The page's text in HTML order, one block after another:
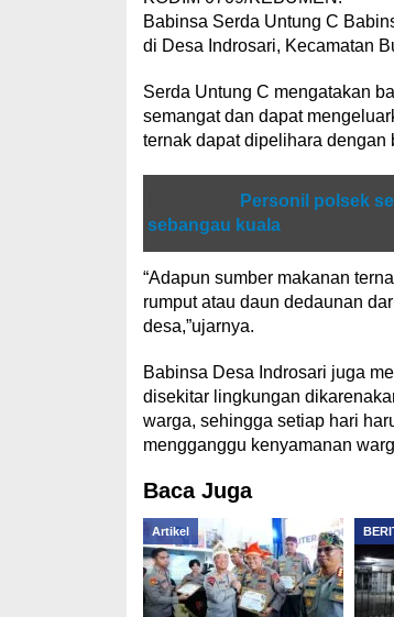
Babinsa Serda Untung C
di Desa Indrosari, Kecamatan
Serda Untung C mengatakan
semangat dan dapat
ternak dapat dipelihara dengan
Personil polsek
sebangau kuala
“Adapun sumber makanan
rumput atau daun dedaunan
desa,”ujarnya.
Babinsa Desa Indrosari juga
disekitar lingkungan
warga, sehingga setiap hari
mengganggu kenyamanan
Baca Juga
Artikel